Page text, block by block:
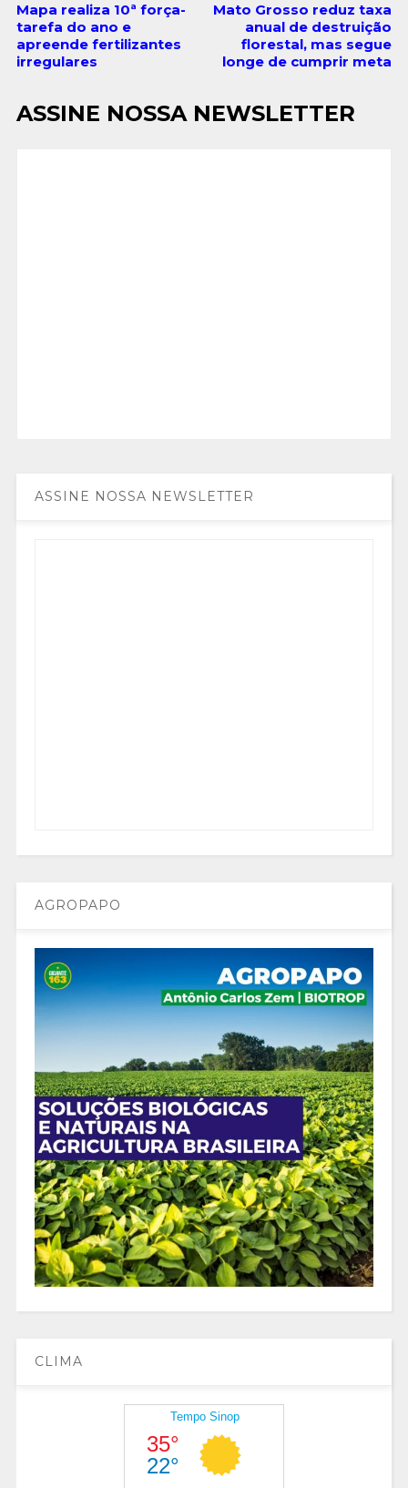
Mapa realiza 10ª força-
tarefa do ano e
apreende fertilizantes
irregulares
Mato Grosso reduz taxa
anual de destruição
florestal, mas segue
longe de cumprir meta
ASSINE NOSSA NEWSLETTER
ASSINE NOSSA NEWSLETTER
AGROPAPO
CLIMA